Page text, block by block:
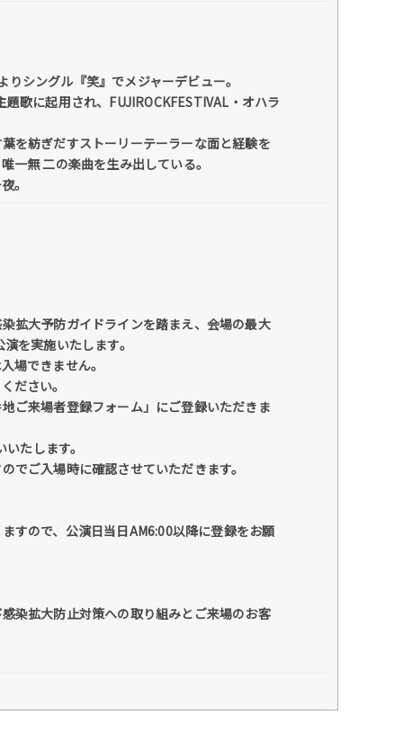
シングル『笑』でメジャーデビュー。
歌に起用され、FUJIROCKFESTIVAL・オハラ
を紡ぎだすストーリーテーラーな面と経験を
一無 二の楽曲を生み出している。
。
拡大予防ガイドラインを踏まえ、会場の最大
を実施いたします。
場できません。
ださい。
ご来場者登録フォーム」にご登録いただきま
たします。
でご入場時に確認させていただきます。
すので、公演日当日AM6:00以降に登録をお願
染拡大防止対策への取り組みとご来場のお客